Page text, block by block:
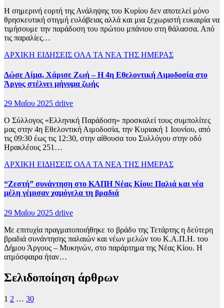
Η σημερινή εορτή της Ανάληψης του Κυρίου δεν αποτελεί μόνο
θρησκευτική στιγμή ευλάβειας αλλά και μια ξεχωριστή ευκαιρία να
τιμήσουμε την παράδοση του πρώτου μπάνιου στη θάλασσα. Από
τις παραλίες…
ΑΡΧΙΚΗ ΕΙΔΗΣΕΙΣ ΟΛΑ ΤΑ ΝΕΑ ΤΗΣ ΗΜΕΡΑΣ
Δώσε Αίμα, Χάρισε Ζωή – Η 4η Εθελοντική Αιμοδοσία στο
Άργος στέλνει μήνυμα ζωής
29 Μαΐου 2025 drlive
Ο Σύλλογος «Ελληνική Παράδοση» προσκαλεί τους συμπολίτες
μας στην 4η Εθελοντική Αιμοδοσία, την Κυριακή 1 Ιουνίου, από
τις 09:30 έως τις 12:30, στην αίθουσα του Συλλόγου στην οδό
Ηρακλέους 251…
ΑΡΧΙΚΗ ΕΙΔΗΣΕΙΣ ΟΛΑ ΤΑ ΝΕΑ ΤΗΣ ΗΜΕΡΑΣ
“Ζεστή” συνάντηση στο ΚΑΠΗ Νέας Κίου: Παλιά και νέα
μέλη γέμισαν χαμόγελα τη βραδιά
29 Μαΐου 2025 drlive
Με επιτυχία πραγματοποιήθηκε το βράδυ της Τετάρτης η δεύτερη
βραδιά συνάντησης παλαιών και νέων μελών του Κ.Α.Π.Η. του
Δήμου Άργους – Μυκηνών, στο παράρτημα της Νέας Κίου. Η
ατμόσφαιρα ήταν…
Σελιδοποίηση άρθρων
1 2 … 30